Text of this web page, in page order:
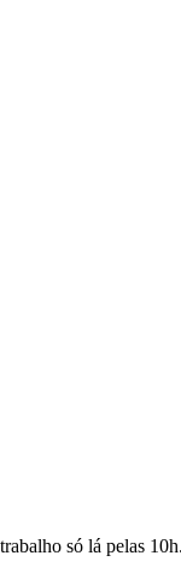
só lá pelas